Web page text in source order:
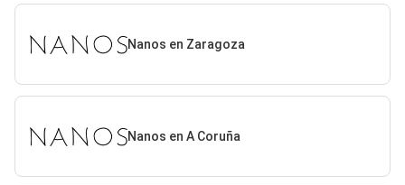
Nanos en Zaragoza
Nanos en A Coruña